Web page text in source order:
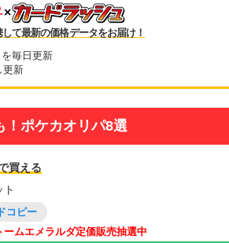
×
て最新の価格データをお届け！
毎日更新
更新
！ポケカオリパ8選
買える
ト
コピー
ームエメラルダ定価販売抽選中